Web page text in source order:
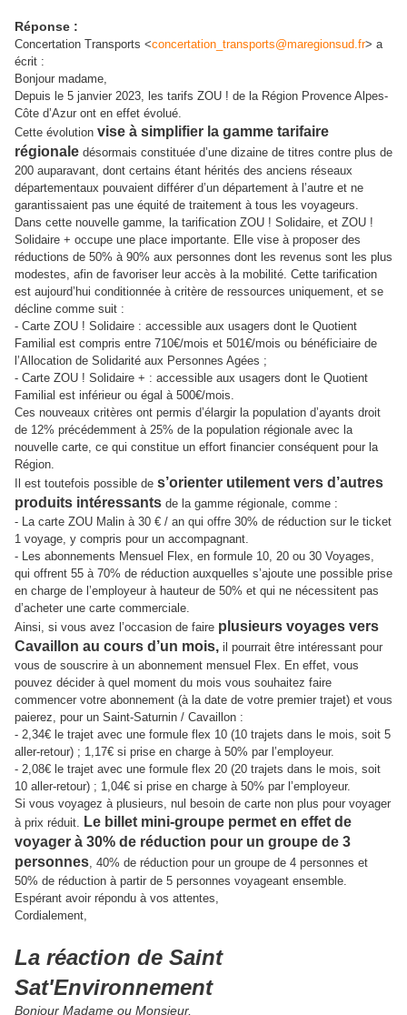
Réponse :
Concertation Transports <concertation_transports@maregionsud.fr> a
écrit :
Bonjour madame,
Depuis le 5 janvier 2023, les tarifs ZOU ! de la Région Provence Alpes-
Côte d’Azur ont en effet évolué.
Cette évolution vise à simplifier la gamme tarifaire
régionale désormais constituée d’une dizaine de titres contre plus de
200 auparavant, dont certains étant hérités des anciens réseaux
départementaux pouvaient différer d’un département à l’autre et ne
garantissaient pas une équité de traitement à tous les voyageurs.
Dans cette nouvelle gamme, la tarification ZOU ! Solidaire, et ZOU !
Solidaire + occupe une place importante. Elle vise à proposer des
réductions de 50% à 90% aux personnes dont les revenus sont les plus
modestes, afin de favoriser leur accès à la mobilité. Cette tarification
est aujourd’hui conditionnée à critère de ressources uniquement, et se
décline comme suit :
- Carte ZOU ! Solidaire : accessible aux usagers dont le Quotient
Familial est compris entre 710€/mois et 501€/mois ou bénéficiaire de
l’Allocation de Solidarité aux Personnes Agées ;
- Carte ZOU ! Solidaire + : accessible aux usagers dont le Quotient
Familial est inférieur ou égal à 500€/mois.
Ces nouveaux critères ont permis d’élargir la population d’ayants droit
de 12% précédemment à 25% de la population régionale avec la
nouvelle carte, ce qui constitue un effort financier conséquent pour la
Région.
Il est toutefois possible de s’orienter utilement vers d’autres
produits intéressants de la gamme régionale, comme :
- La carte ZOU Malin à 30 € / an qui offre 30% de réduction sur le ticket
1 voyage, y compris pour un accompagnant.
- Les abonnements Mensuel Flex, en formule 10, 20 ou 30 Voyages,
qui offrent 55 à 70% de réduction auxquelles s’ajoute une possible prise
en charge de l’employeur à hauteur de 50% et qui ne nécessitent pas
d’acheter une carte commerciale.
Ainsi, si vous avez l’occasion de faire plusieurs voyages vers
Cavaillon au cours d’un mois, il pourrait être intéressant pour
vous de souscrire à un abonnement mensuel Flex. En effet, vous
pouvez décider à quel moment du mois vous souhaitez faire
commencer votre abonnement (à la date de votre premier trajet) et vous
paierez, pour un Saint-Saturnin / Cavaillon :
- 2,34€ le trajet avec une formule flex 10 (10 trajets dans le mois, soit 5
aller-retour) ; 1,17€ si prise en charge à 50% par l’employeur.
- 2,08€ le trajet avec une formule flex 20 (20 trajets dans le mois, soit
10 aller-retour) ; 1,04€ si prise en charge à 50% par l’employeur.
Si vous voyagez à plusieurs, nul besoin de carte non plus pour voyager
à prix réduit. Le billet mini-groupe permet en effet de
voyager à 30% de réduction pour un groupe de 3
personnes, 40% de réduction pour un groupe de 4 personnes et
50% de réduction à partir de 5 personnes voyageant ensemble.
Espérant avoir répondu à vos attentes,
Cordialement,
La réaction de Saint
Sat'Environnement
Bonjour Madame ou Monsieur,